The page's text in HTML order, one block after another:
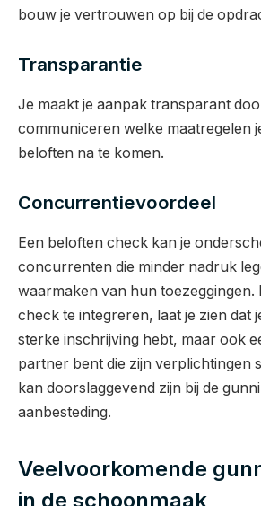
bouw je vertrouwen op bij de
Transparantie
Je maakt je aanpak transparant
communiceren welke maatregelen
beloften na te komen.
Concurrentievoordeel
Een beloften check kan je
concurrenten die minder nadruk
waarmaken van hun toezeggingen.
check te integreren, laat je zien dat
sterke inschrijving hebt, maar ook
partner bent die zijn verplichtingen
kan doorslaggevend zijn bij de
aanbesteding.
Veelvoorkomende
in de schoonmaak